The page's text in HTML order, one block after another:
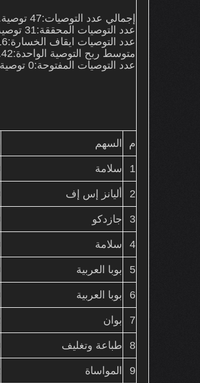
إجمالي عدد التوصيات:47 توصية.
عدد التوصيات المحققة:31 توصية
عدد التوصيات ايقاف الخسارة:16 توصية
متوسط ربح التوصية الواحدة:0.42%
عدد التوصيات المفتوحة:0
م السهم
1
سلامة
2 أليانز إس إف
3 جازدكو
4 سلامة
5 بوبا العربية
6 بوبا العربية
7 بوان
8 طباعة وتغليف
9 المواساة